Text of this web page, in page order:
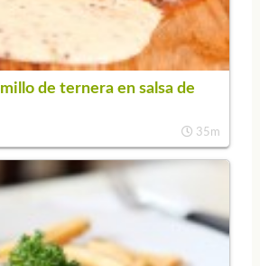
de ternera en salsa de
35m